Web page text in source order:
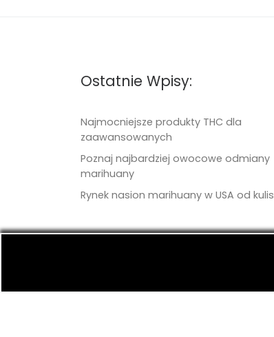
Ostatnie Wpisy:
Najmocniejsze produkty THC dla
zaawansowanych
Poznaj najbardziej owocowe odmiany
marihuany
Rynek nasion marihuany w USA od kulis